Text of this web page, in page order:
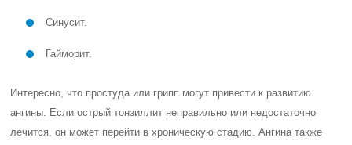
Синусит.
Гайморит.
Интересно, что простуда или грипп могут привести к развитию
ангины. Если острый тонзиллит неправильно или недостаточно
лечится, он может перейти в хроническую стадию. Ангина также